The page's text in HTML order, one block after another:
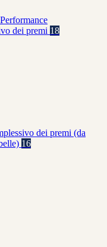
dei premi 18
dei premi (da
16